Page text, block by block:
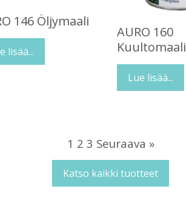
146 Öljymaali
lisää...
AURO 160
Kuultomaali
Lue lisää...
1 2 3 Seuraava »
Katso kaikki tuotteet